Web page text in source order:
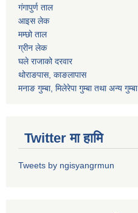
गंगापुर्ण ताल
आइस लेक
मम्छो ताल
ग्रीन लेक
घले राजाको दरवार
थोराङपास, काङलापास
मनाङ गुम्बा, मिलेरेपा गुम्बा तथा अन्य गुम्बा
Twitter मा हामि
Tweets by ngisyangrmun